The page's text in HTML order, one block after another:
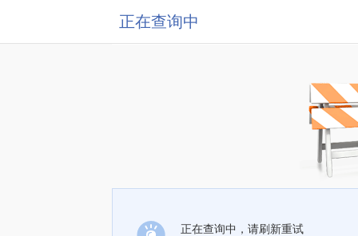
正在查询中
正在查询中，请刷新重试